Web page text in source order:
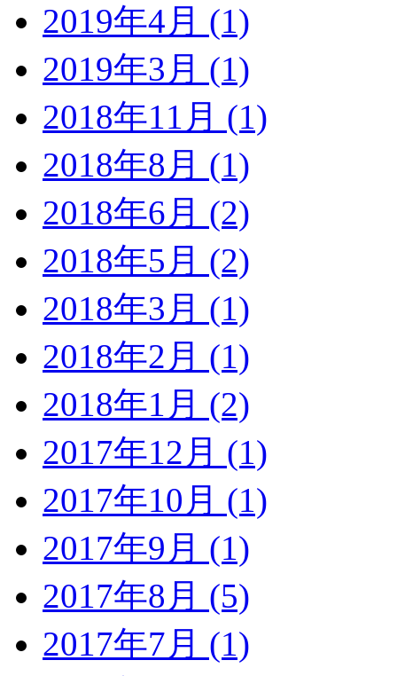
2019年4月 (1)
2019年3月 (1)
2018年11月 (1)
2018年8月 (1)
2018年6月 (2)
2018年5月 (2)
2018年3月 (1)
2018年2月 (1)
2018年1月 (2)
2017年12月 (1)
2017年10月 (1)
2017年9月 (1)
2017年8月 (5)
2017年7月 (1)